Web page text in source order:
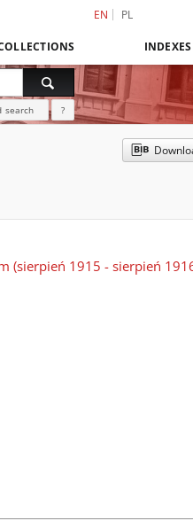
EN PL
INDEXES
search ?
(sierpień 1915 - sierpień